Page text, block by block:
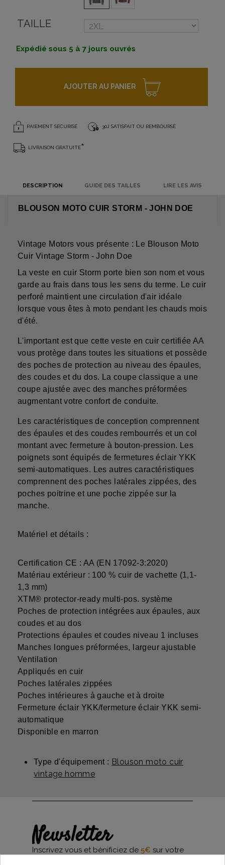
TAILLE
Expédié sous 5 à 7 jours ouvrés
AJOUTER AU PANIER
PAIEMENT SÉCURISÉ 30J SATISFAIT OU REMBOURSÉ
LIVRAISON GRATUITE*
DESCRIPTION GUIDE DES TAILLES LIRE LES AVIS
BLOUSON MOTO CUIR STORM - JOHN DOE
Vintage Motors vous présente : Le Blouson Moto
Cuir Vintage Storm - John Doe
La veste en cuir Storm porte bien son nom et vous
garde au frais dans tous les sens du terme. Le cuir
perforé maintient une circulation d'air idéale
lorsque vous êtes à moto pendant les chauds mois
d'été.
L'important est que cette veste en cuir certifiée AA
vous protège dans toutes les situations et possède
des poches de protection au niveau des épaules,
des coudes et du dos. La coupe classique a une
coupe ajustée avec des manches préformées
augmentant votre confort de conduite.
Les caractéristiques de conception comprennent
des épaules et des coudes rembourrés et un col
montant avec fermeture à bouton-pression. Les
poignets sont équipés de fermetures éclair YKK
semi-automatiques. Les autres caractéristiques
comprennent des poches latérales zippées, des
poches poitrine et une poche zippée sur la
manche.
Matériel et détails :
Certification CE : AA (EN 17092-3:2020)
Matériau extérieur : 100 % cuir de vachette (1,1-
1,3 mm)
XTM® protector-ready multi-pos. système
Poches de protection intégrées aux épaules, aux
coudes et au dos
Protections épaules et coudes niveau 1 incluses
Manches longues préformées, largeur ajustable
Ventilation
Appliqués en cuir
Poches latérales zippées
Poches intérieures à gauche et à droite
Fermeture éclair YKK/fermeture éclair YKK semi-
automatique
Disponible en marron
Type d'équipement : Blouson moto cuir
vintage homme
Newsletter
Inscrivez vous et bénificiez de 5€ sur votre